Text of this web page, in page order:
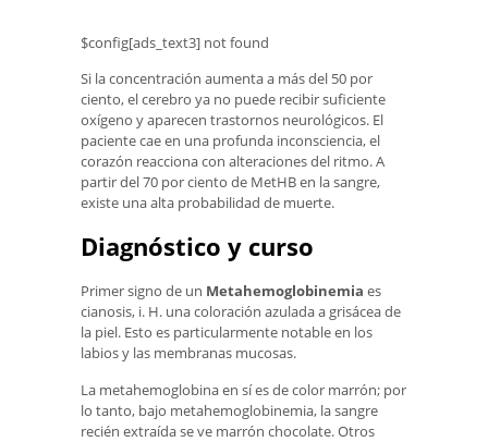
$config[ads_text3] not found
Si la concentración aumenta a más del 50 por
ciento, el cerebro ya no puede recibir suficiente
oxígeno y aparecen trastornos neurológicos. El
paciente cae en una profunda inconsciencia, el
corazón reacciona con alteraciones del ritmo. A
partir del 70 por ciento de MetHB en la sangre,
existe una alta probabilidad de muerte.
Diagnóstico y curso
Primer signo de un Metahemoglobinemia es
cianosis, i. H. una coloración azulada a grisácea de
la piel. Esto es particularmente notable en los
labios y las membranas mucosas.
La metahemoglobina en sí es de color marrón; por
lo tanto, bajo metahemoglobinemia, la sangre
recién extraída se ve marrón chocolate. Otros